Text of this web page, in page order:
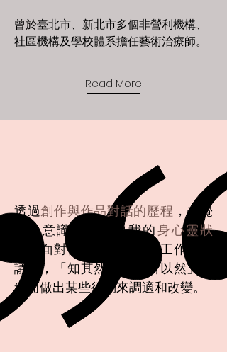
曾於臺北市、新北市多個非營利機構、
社區機構及學校體系擔任藝術治療師。
Read More
透過創作與作品對話的歷程 ，去覺
察、意識及接納自我的身心靈狀
，面對個人生活或專業工作上的
議題，「知其然且知其所以然」，
進而做出某些行動來調適和改變。